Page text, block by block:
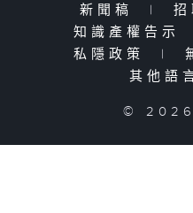
新聞稿 |
知識產權告示
私隱政策
|
其他語
©